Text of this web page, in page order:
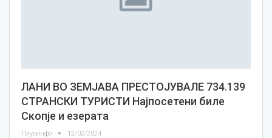
ЛАНИ ВО ЗЕМЈАВА ПРЕСТОЈУВАЛЕ 734.139
СТРАНСКИ ТУРИСТИ Најпосетени биле
Скопје и езерата
Плусинфо 12/02/2024